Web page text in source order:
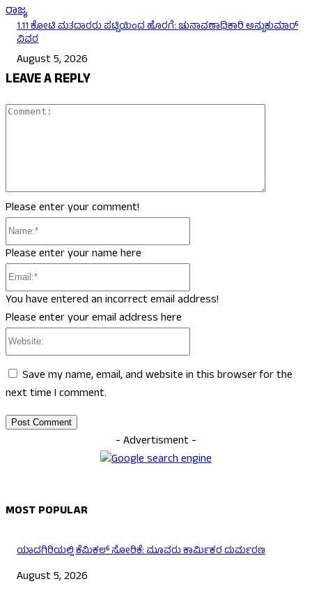
ರಾಜ್ಯ
1.11 ಕೋಟಿ ಮತದಾರರು ಪಟ್ಟಿಯಿಂದ ಹೊರಗೆ: ಚುನಾವಣಾಧಿಕಾರಿ ಅನ್ಬುಕುಮಾರ್
ವಿವರ
August 5, 2026
LEAVE A REPLY
Please enter your comment!
Please enter your name here
You have entered an incorrect email address!
Please enter your email address here
Save my name, email, and website in this browser for the
next time I comment.
- Advertisment -
MOST POPULAR
ಯಾದಗಿರಿಯಲ್ಲಿ ಕೆಮಿಕಲ್ ಸೋರಿಕೆ: ಮೂವರು ಕಾರ್ಮಿಕರ ದುರ್ಮರಣ
August 5, 2026